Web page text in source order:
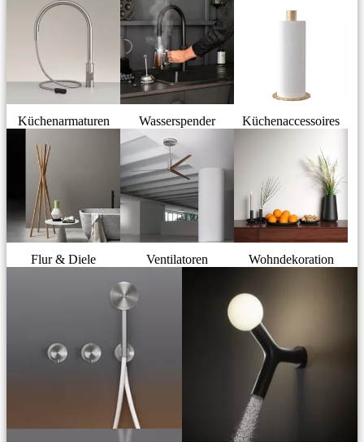
Küchenarmaturen Wasserspender Küchenaccessoires
Flur & Diele Ventilatoren Wohndekoration